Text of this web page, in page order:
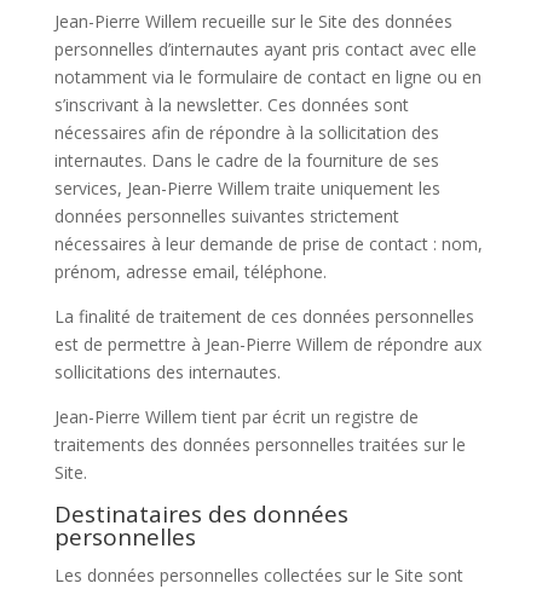
Jean-Pierre Willem recueille sur le Site des données
personnelles d’internautes ayant pris contact avec elle
notamment via le formulaire de contact en ligne ou en
s’inscrivant à la newsletter. Ces données sont
nécessaires afin de répondre à la sollicitation des
internautes. Dans le cadre de la fourniture de ses
services, Jean-Pierre Willem traite uniquement les
données personnelles suivantes strictement
nécessaires à leur demande de prise de contact : nom,
prénom, adresse email, téléphone.
La finalité de traitement de ces données personnelles
est de permettre à Jean-Pierre Willem de répondre aux
sollicitations des internautes.
Jean-Pierre Willem tient par écrit un registre de
traitements des données personnelles traitées sur le
Site.
Destinataires des données
personnelles
Les données personnelles collectées sur le Site sont